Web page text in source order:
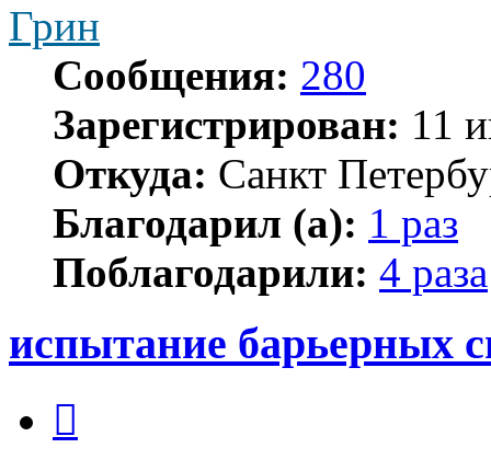
Грин
Сообщения: 280
Зарегистрирован: 11
Откуда: Санкт
Благодарил (а): 1 раз
Поблагодарили: 4 раза
испытание барьерных